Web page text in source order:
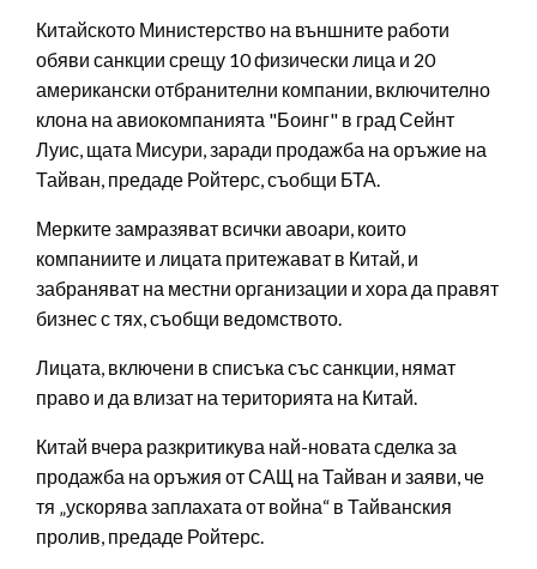
Китайското Министерство на външните работи
обяви санкции срещу 10 физически лица и 20
американски отбранителни компании, включително
клона на авиокомпанията "Боинг" в град Сейнт
Луис, щата Мисури, заради продажба на оръжие на
Тайван, предаде Ройтерс, съобщи БТА.
Мерките замразяват всички авоари, които
компаниите и лицата притежават в Китай, и
забраняват на местни организации и хора да правят
бизнес с тях, съобщи ведомството.
Лицата, включени в списъка със санкции, нямат
право и да влизат на територията на Китай.
Китай вчера разкритикува най-новата сделка за
продажба на оръжия от САЩ на Тайван и заяви, че
тя „ускорява заплахата от война“ в Тайванския
пролив, предаде Ройтерс.